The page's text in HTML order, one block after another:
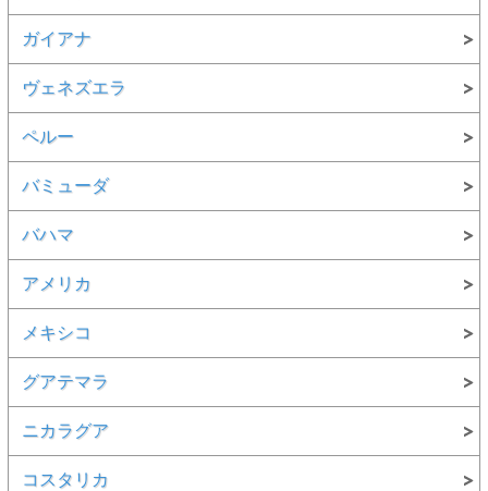
ガイアナ
ヴェネズエラ
ペルー
バミューダ
バハマ
アメリカ
メキシコ
グアテマラ
ニカラグア
コスタリカ